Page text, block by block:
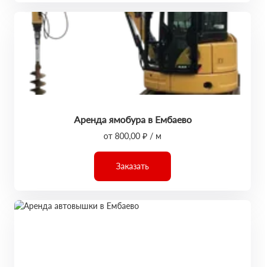
Аренда ямобура в Ембаево
от 800,00 ₽ / м
Заказать